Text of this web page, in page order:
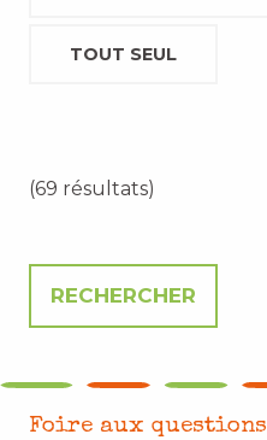
TOUT SEUL
(69 résultats)
Foire aux questions